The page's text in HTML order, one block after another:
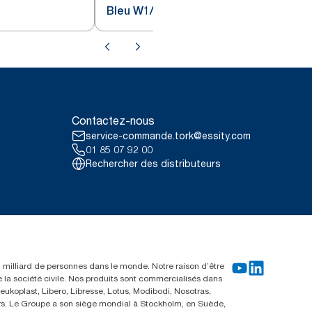
Bleu W1/2
Contactez-nous
service-commande.tork@essity.com
01 85 07 92 00
Rechercher des distributeurs
de personnes dans le monde. Notre raison d’être
société civile. Nos produits sont commercialisés dans
Libero, Libresse, Lotus, Modibodi, Nosotras,
Le Groupe a son siège mondial à Stockholm, en Suède,